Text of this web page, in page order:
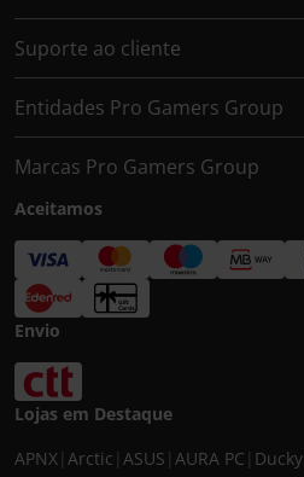
Suporte ao cliente
Entidades Pro Gamers Group
Marcas Pro Gamers Group
Aceitamos
Envio
Lojas em Destaque
APNX Arctic ASUS AURA PC Ducky